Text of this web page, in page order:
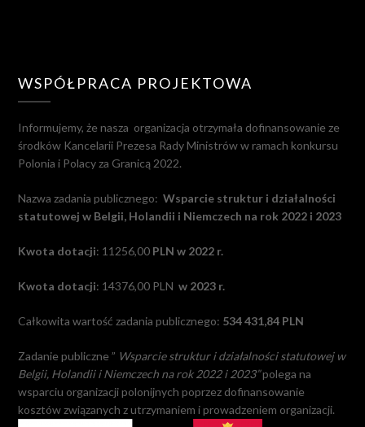
WSPÓŁPRACA PROJEKTOWA
Informujemy, że nasza organizacja otrzymała dofinansowanie ze
środków Kancelarii Prezesa Rady Ministrów w ramach konkursu
Polonia i Polacy za Granicą 2022.
Nazwa zadania publicznego: Wsparcie struktur i działalności
statutowej w Belgii, Holandii i Niemczech na rok 2022 i 2023
Kwota dotacji: 11256,00 PLN w 2022 r.
Kwota dotacji: 14376,00 PLN w 2023 r.
Całkowita wartość zadania publicznego: 534 431,84 PLN
Zadanie publiczne ” Wsparcie struktur i działalności statutowej w
Belgii, Holandii i Niemczech na rok 2022 i 2023”polega na
wsparciu organizacji polonijnych poprzez dofinansowanie
kosztów związanych z utrzymaniem i prowadzeniem organizacji.